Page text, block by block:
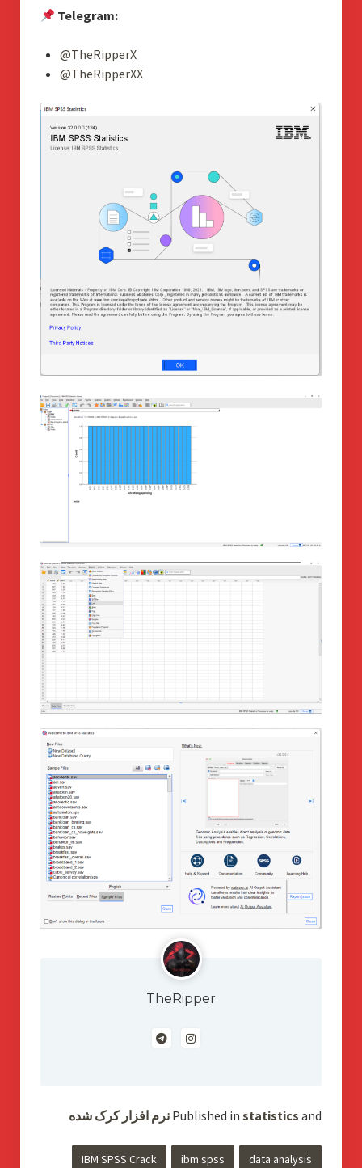
Telegram:
@TheRipperX
@TheRipperXX
TheRipper
Published in statistics and نرم افزار کرک شده
data analysis
ibm spss
IBM SPSS Crack